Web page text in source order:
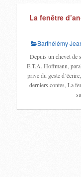
La fenêtre
Barthélémy
Depuis un chevet de
E.T.A. Hoffmann,
prive du geste
derniers contes, La